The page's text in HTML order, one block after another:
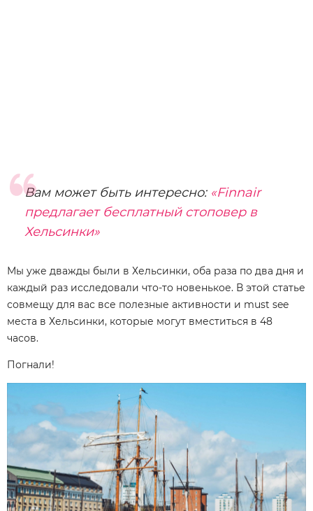
Вам может быть интересно: «Finnair
предлагает бесплатный стоповер в
Хельсинки»
Мы уже дважды были в Хельсинки, оба раза по два дня и
каждый раз исследовали что-то новенькое. В этой статье
совмещу для вас все полезные активности и must see
места в Хельсинки, которые могут вместиться в 48
часов.
Погнали!